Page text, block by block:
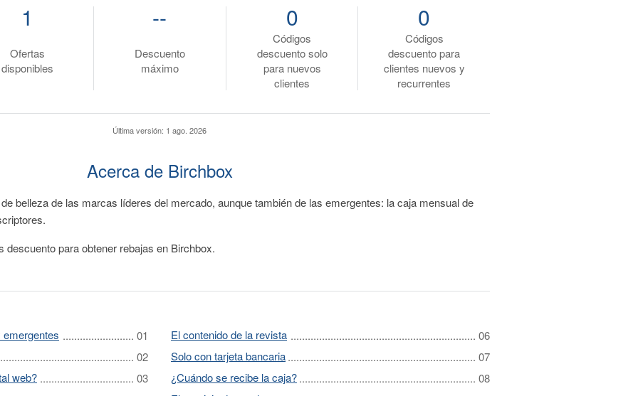
Ofertas
disponibles
1
Descuento
máximo
--
Códigos
descuento solo
para nuevos
clientes
0
Códigos
descuento para
clientes nuevos y
recurrentes
0
Última versión: 1 ago. 2026
Acerca de Birchbox
belleza de las marcas líderes del mercado, aunque también de las emergentes: la caja mensual de
para obtener rebajas en Birchbox.
web?
El contenido de la revista
Solo con tarjeta bancaria
¿Cuándo se recibe la caja?